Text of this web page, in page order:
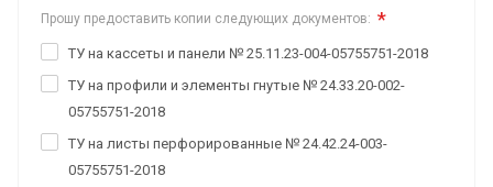
Прошу предоставить копии следующих документов: *
ТУ на кассеты и панели № 25.11.23-004-05755751-2018
ТУ на профили и элементы гнутые № 24.33.20-002-
05755751-2018
ТУ на листы перфорированные № 24.42.24-003-
05755751-2018